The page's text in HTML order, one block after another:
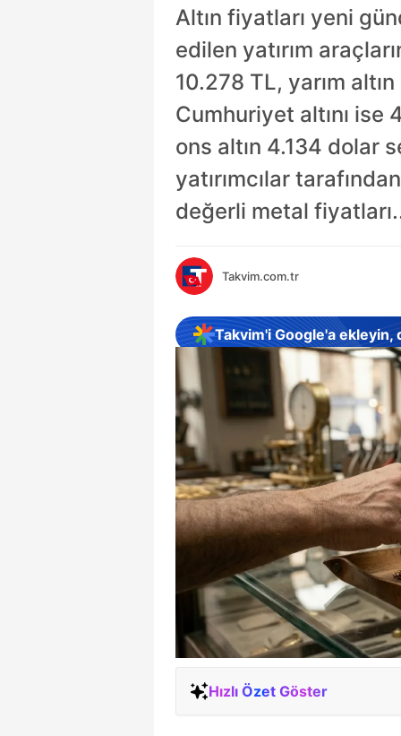
Altın fiyatları yeni
edilen yatırım
10.278 TL, yarım
Cumhuriyet altını ise
ons altın 4.134 dolar
yatırımcılar
değerli metal
Takvim.com.tr
Takvim'i Google'a ekleyin,
Hızlı Özet Göster